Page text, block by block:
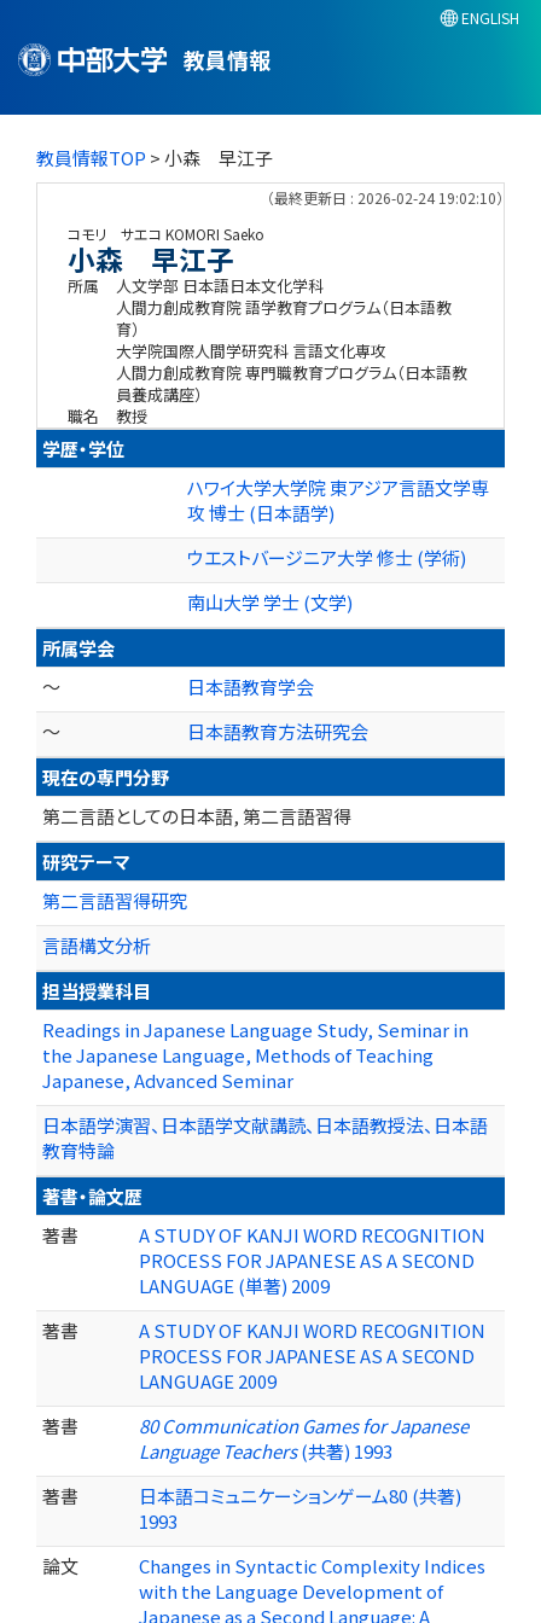
教員情報
ENGLISH
教員情報TOP > 小森 早江子
（最終更新日 : 2026-02-24 19:02:10）
コモリ サエコ KOMORI Saeko
小森 早江子
所属
人文学部 日本語日本文化学科
人間力創成教育院 語学教育プログラム（日本語教
育）
大学院国際人間学研究科 言語文化専攻
人間力創成教育院 専門職教育プログラム（日本語教
員養成講座）
職名
教授
学歴・学位
ハワイ大学大学院 東アジア言語文学専
攻 博士 (日本語学)
ウエストバージニア大学 修士 (学術)
南山大学 学士 (文学)
所属学会
～
日本語教育学会
～
日本語教育方法研究会
現在の専門分野
第二言語としての日本語, 第二言語習得
研究テーマ
第二言語習得研究
言語構文分析
担当授業科目
Readings in Japanese Language Study, Seminar in
the Japanese Language, Methods of Teaching
Japanese, Advanced Seminar
日本語学演習、日本語学文献講読、日本語教授法、日本語
教育特論
著書・論文歴
著書
A STUDY OF KANJI WORD RECOGNITION
PROCESS FOR JAPANESE AS A SECOND
LANGUAGE (単著) 2009
著書
A STUDY OF KANJI WORD RECOGNITION
PROCESS FOR JAPANESE AS A SECOND
LANGUAGE 2009
著書
80 Communication Games for Japanese
Language Teachers(共著) 1993
著書
日本語コミュニケーションゲーム80 (共著)
1993
論文
Changes in Syntactic Complexity Indices
with the Language Development of
Japanese as a Second Language: A